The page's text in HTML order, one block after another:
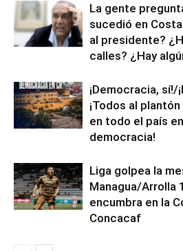
La gente
sucedió en
al presidente?
calles? ¿Hay
¡Democracia, sí!/
¡Todos al
en todo el país
democracia!
Liga golpea la
Managua/Arrolla
encumbra en la
Concacaf